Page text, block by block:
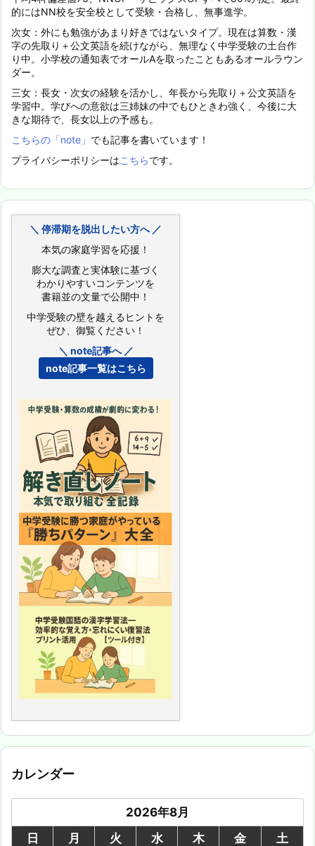
的にはNN校を安全校として受験・合格し、無事進学。
次女：外にも勉強があまり好きではないタイプ。現在は算数・漢
字の先取り＋公文英語を続けながら、無理なく中学受験の土台作
り中。小学校の通知表でオールAを取ったこともあるオールラウン
ダー。
三女：長女・次女の経験を活かし、年長から先取り＋公文英語を
学習中。学びへの意欲は三姉妹の中でもひときわ強く、今後に大
きな期待で、長女以上の予感も。
こちらの「note」 でも記事を書いています！
プライバシーポリシーはこちらです。
＼ 停滞期を脱出したい方へ ／
本気の家庭学習を応援！
膨大な調査と実体験に基づく
わかりやすいコンテンツを
書籍並の文量で公開中！
中学受験の壁を越えるヒントを
ぜひ、御覧ください！
＼ note記事へ ／
note記事一覧はこちら
カレンダー
2026年8月
日
月 火 水 木 金
土